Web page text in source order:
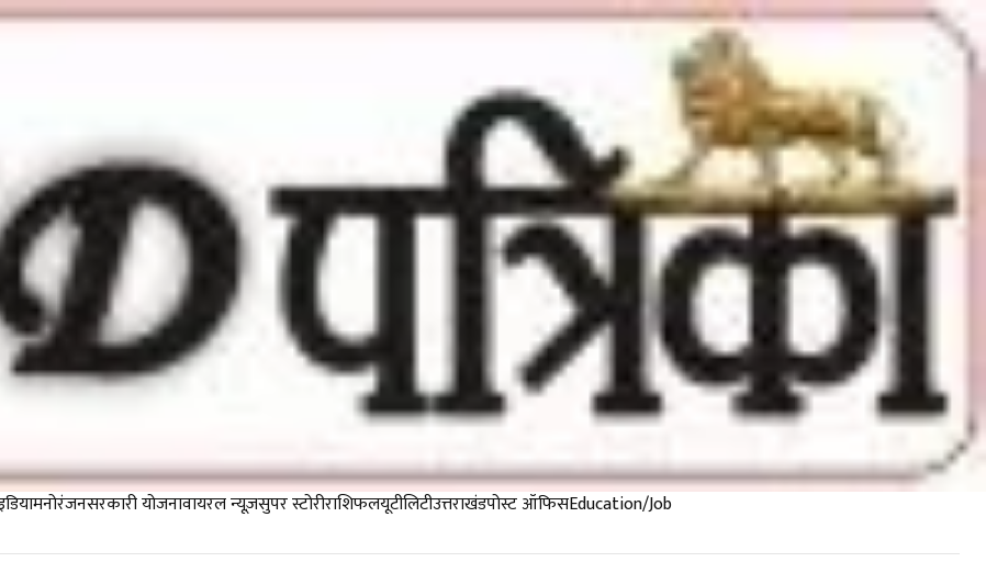
मनोरंजनसरकारी योजनावायरल न्यूज़सुपर स्टोरीराशिफलयूटीलिटीउत्तराखंडपोस्ट ऑफिसEducation/Job